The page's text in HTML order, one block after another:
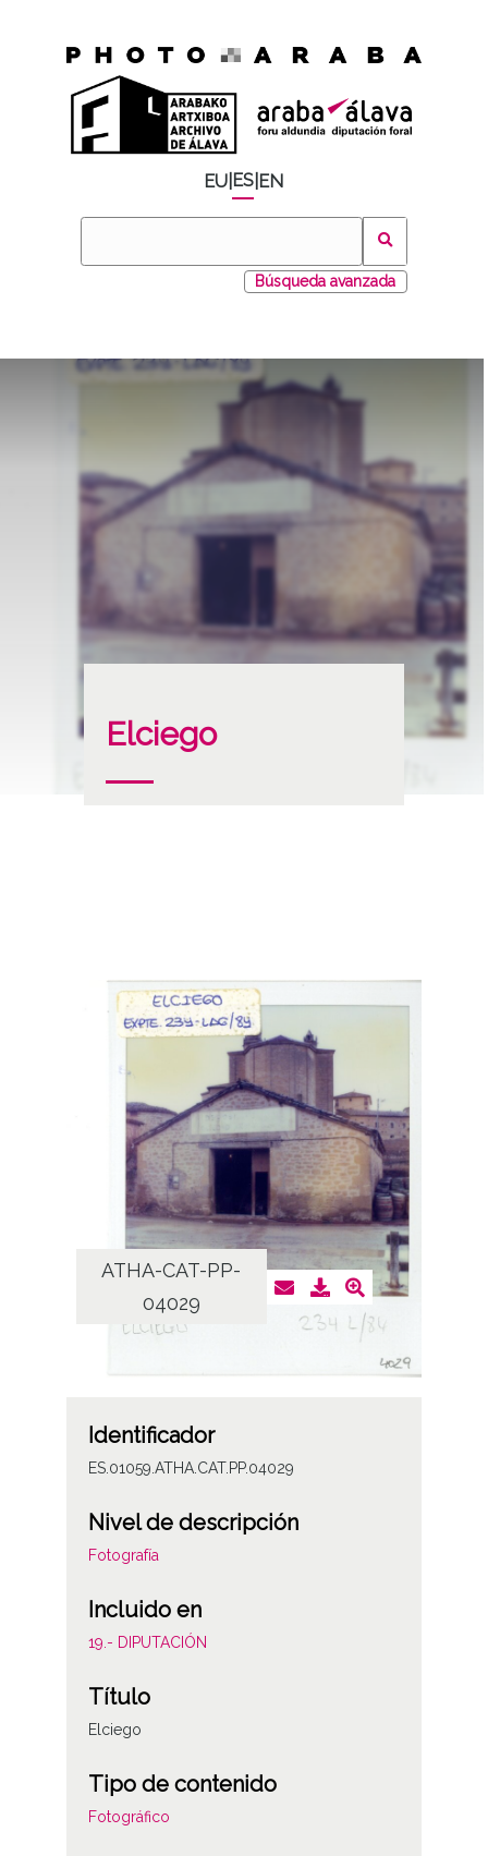
EU ES EN
Búsqueda avanzada
Elciego
ATHA-CAT-PP-
04029
Identificador
ES.01059.ATHA.CAT.PP.04029
Nivel de descripción
Fotografía
Incluido en
19.- DIPUTACIÓN
Título
Elciego
Tipo de contenido
Fotográfico